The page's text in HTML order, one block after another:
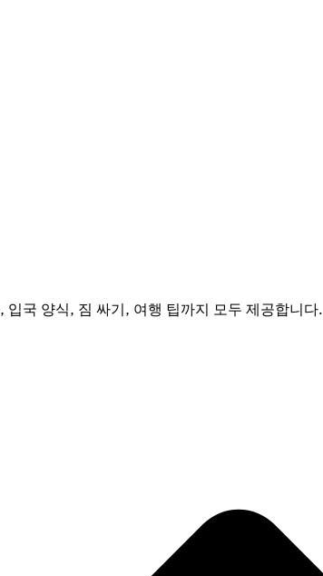
국 양식, 짐 싸기, 여행 팁까지 모두 제공합니다.